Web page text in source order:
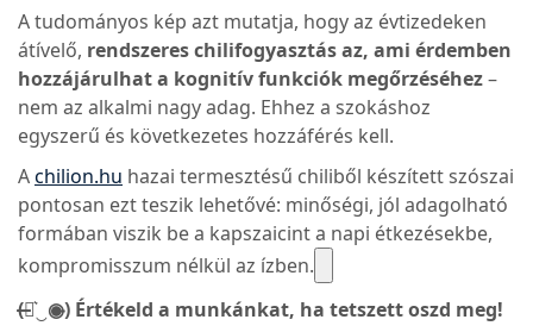
A tudományos kép azt mutatja, hogy az évtizedeken
átívelő, rendszeres chilifogyasztás az, ami érdemben
hozzájárulhat a kognitív funkciók megőrzéséhez–
nem az alkalmi nagy adag. Ehhez a szokáshoz
egyszerű és következetes hozzáférés kell.
Achilion.hu hazai termesztésű chiliből készített szószai
pontosan ezt teszik lehetővé: minőségi, jól adagolható
formában viszik be a kapszaicint a napi étkezésekbe,
kompromisszum nélkül az ízben.
(̶◉͛‿◉̶) Értékeld a munkánkat, ha tetszett oszd meg!